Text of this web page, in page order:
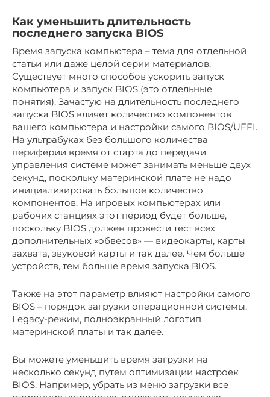
Как уменьшить длительность
последнего запуска BIOS
Время запуска компьютера – тема для отдельной
статьи или даже целой серии материалов.
Существует много способов ускорить запуск
компьютера и запуск BIOS (это отдельные
понятия). Зачастую на длительность последнего
запуска BIOS влияет количество компонентов
вашего компьютера и настройки самого BIOS/UEFI.
На ультрабуках без большого количества
периферии время от старта до передачи
управления системе может занимать меньше двух
секунд, поскольку материнской плате не надо
инициализировать большое количество
компонентов. На игровых компьютерах или
рабочих станциях этот период будет больше,
поскольку BIOS должен провести тест всех
дополнительных «обвесов» — видеокарты, карты
захвата, звуковой карты и так далее. Чем больше
устройств, тем больше время запуска BIOS.
Также на этот параметр влияют настройки самого
BIOS – порядок загрузки операционной системы,
Legacy-режим, полноэкранный логотип
материнской платы и так далее.
Вы можете уменьшить время загрузки на
несколько секунд путем оптимизации настроек
BIOS. Например, убрать из меню загрузки все